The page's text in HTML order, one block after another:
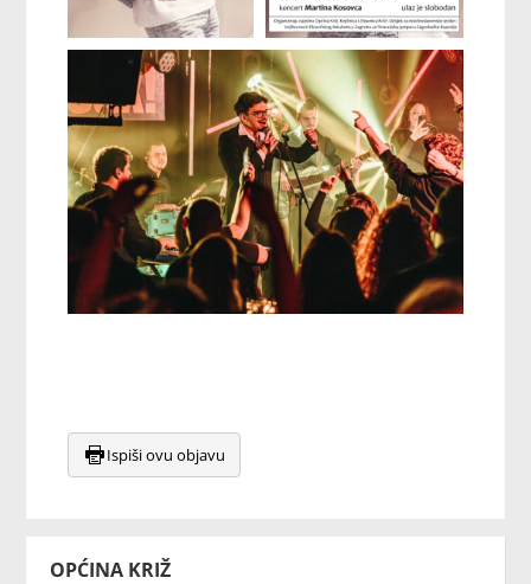
OPĆINA KRIŽ
Ispiši ovu objavu